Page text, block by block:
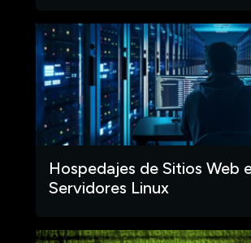
Hospedajes de Sitios Web
Servidores Linux